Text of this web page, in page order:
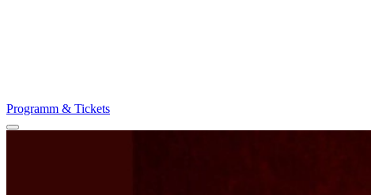
Programm & Tickets
Menü